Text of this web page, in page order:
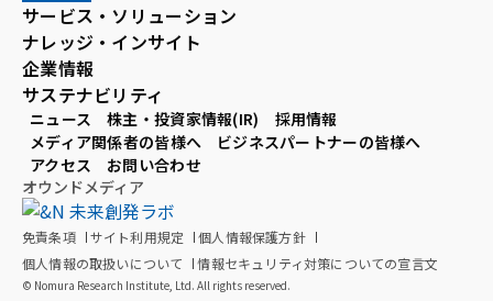
サービス・ソリューション
ナレッジ・インサイト
企業情報
サステナビリティ
ニュース 株主・投資家情報(IR)
採用情報
メディア関係者の皆様へ
ビジネスパートナーの皆様へ
アクセス
お問い合わせ
オウンドメディア
免責条項 サイト利用規定
個人情報保護方針
個人情報の取扱いについて
情報セキュリティ対策についての宣言文
© Nomura Research Institute, Ltd. All rights reserved.